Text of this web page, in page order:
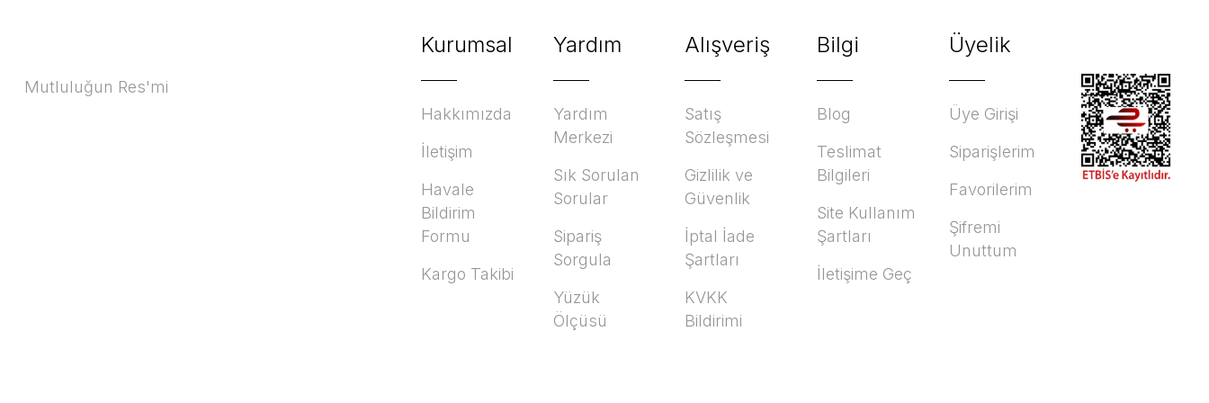
Mutluluğun Res'mi
Kurumsal
Hakkımızda
İletişim
Havale
Bildirim
Formu
Kargo Takibi
Yardım
Yardım
Merkezi
Sık Sorulan
Sorular
Sipariş
Sorgula
Yüzük
Ölçüsü
Alışveriş
Satış
Sözleşmesi
Gizlilik ve
Güvenlik
İptal İade
Şartları
KVKK
Bildirimi
Bilgi
Blog
Teslimat
Bilgileri
Site Kullanım
Şartları
İletişime Geç
Üyelik
Üye Girişi
Siparişlerim
Favorilerim
Şifremi
Unuttum